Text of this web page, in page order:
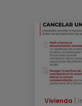
Vivienda